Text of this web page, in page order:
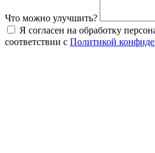
Что можно улучшить?
Я согласен на обработку
соответствии с Политикой